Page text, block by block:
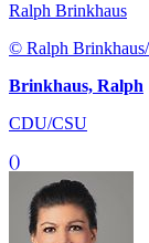
Ralph Brinkhaus
© Ralph
Brinkhaus, Ralph
CDU/CSU
()